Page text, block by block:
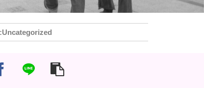
Uncategorized